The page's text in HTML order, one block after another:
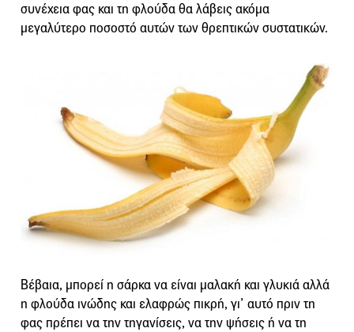
συνέχεια φας και τη φλούδα θα λάβεις ακόμα
μεγαλύτερο ποσοστό αυτών των θρεπτικών συστατικών.
Βέβαια, μπορεί η σάρκα να είναι μαλακή και γλυκιά αλλά
η φλούδα ινώδης και ελαφρώς πικρή, γι’ αυτό πριν τη
φας πρέπει να την τηγανίσεις, να την ψήσεις ή να τη